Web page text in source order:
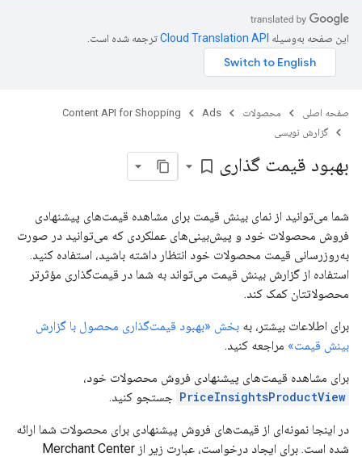
این صفحه به‌وسیله ترجمه شده است.
صفحه اصلی محصولات Ads
Content API for Shopping
گزارش نویسی
بهبود قیمت گذاری bookmark_border
شما می‌توانید از نمای بینش قیمت برای مشاهده قیمت‌های پیشنهادی
فروش محصولات خود و پیش‌بینی‌های عملکردی که می‌توانید در صورت
به‌روزرسانی قیمت محصولات خود انتظار داشته باشید، استفاده کنید.
استفاده از گزارش بینش قیمت می‌تواند به شما در قیمت‌گذاری مؤثرتر
محصولاتتان کمک کند.
برای اطلاعات بیشتر، به بخش «بهبود قیمت‌گذاری محصول با گزارش
بینش قیمت» مراجعه کنید.
برای مشاهده قیمت‌های پیشنهادی فروش محصولات خود،
PriceInsightsProductView جستجو کنید.
در اینجا نمونه‌ای از قیمت‌های فروش پیشنهادی برای محصولات شما ارائه
شده است. برای ایجاد درخواست، عبارت زیر از Merchant Center